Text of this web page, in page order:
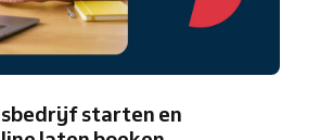
starten en